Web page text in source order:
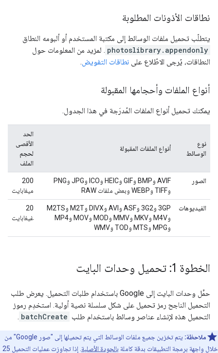
نطاقات الأذونات المطلوبة
يتطلّب تحميل ملفات الوسائط إلى مكتبة المستخدم أو ألبومه النطاق
photoslibrary.appendonly . لمزيد من المعلومات حول
النطاقات، يُرجى الاطّلاع على نطاقات التفويض.
أنواع الملفات وأحجامها المقبولة
يمكنك تحميل أنواع الملفات المُدرَجة في هذا الجدول.
نوع
الوسائط
أنواع الملفات المقبولة
الحد
الأقصى
لحجم
الملف
الصور
‫AVIF وBMP وGIF وHEIC وICO وJPG وPNG
وTIFF وWEBP وبعض ملفات RAW
200
ميغابايت
الفيديوهات
‫3GP و3G2 وASF وAVI وDIVX وM2T وM2TS
وM4V وMKV وMMV وMOD وMOV وMP4
وMPG وMTS وTOD وWMV
‫20
غيغابايت
الخطوة 1: تحميل وحدات البايت
حمِّل وحدات البايت إلى Google باستخدام طلبات التحميل. يعرض طلب
التحميل الناجح رمز تحميل على شكل سلسلة نصية أولية. استخدِم رموز
التحميل هذه لإنشاء عناصر وسائط باستخدام طلب batchCreate
.
ملاحظة:
يتم تخزين جميع ملفات الوسائط التي يتم تحميلها إلى "صور Google" من
خلال واجهة برمجة التطبيقات بدقة كاملة بالجودة الأصلية
. إذا تجاوزت عمليات التحميل 25